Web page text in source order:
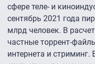
сфере теле- и
сентябрь 2021 года
млрд человек. В
частные торрент-
интернета и стриминг.